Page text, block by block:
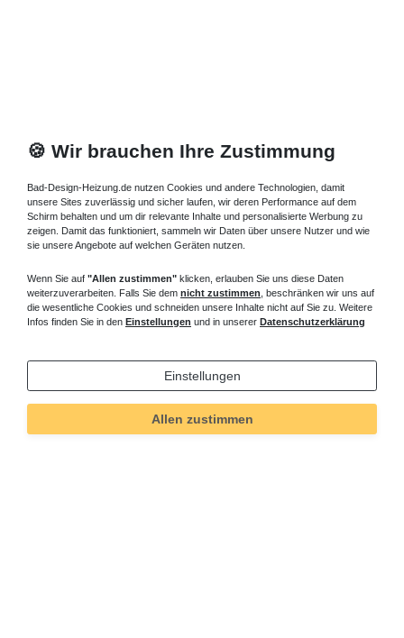
🍪 Wir brauchen Ihre Zustimmung
Bad-Design-Heizung.de nutzen Cookies und andere Technologien, damit
unsere Sites zuverlässig und sicher laufen, wir deren Performance auf dem
Schirm behalten und um dir relevante Inhalte und personalisierte Werbung zu
zeigen. Damit das funktioniert, sammeln wir Daten über unsere Nutzer und wie
sie unsere Angebote auf welchen Geräten nutzen.
Wenn Sie auf "Allen zustimmen" klicken, erlauben Sie uns diese Daten
weiterzuverarbeiten. Falls Sie dem nicht zustimmen , beschränken wir uns auf
die wesentliche Cookies und schneiden unsere Inhalte nicht auf Sie zu. Weitere
Infos finden Sie in den Einstellungen und in unserer Datenschutzerklärung
Einstellungen
Allen zustimmen